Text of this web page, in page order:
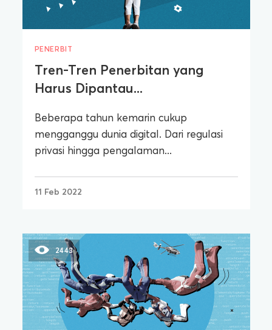
PENERBIT
Tren-Tren Penerbitan yang
Harus Dipantau...
Beberapa tahun kemarin cukup
mengganggu dunia digital. Dari regulasi
privasi hingga pengalaman...
11 Feb 2022
2443